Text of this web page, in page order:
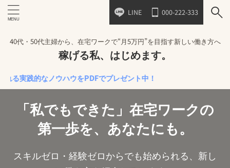
LINE 000-222-333
40代・50代主婦から、在宅ワークで“月5万円”を目指す新しい働き方へ
稼げる私、はじめます。
的なノウハウをPDFでプレゼント中！
「私でもできた」在宅ワークの
第一歩を、あなたにも。
スキルゼロ・経験ゼロからでも始められる、新し